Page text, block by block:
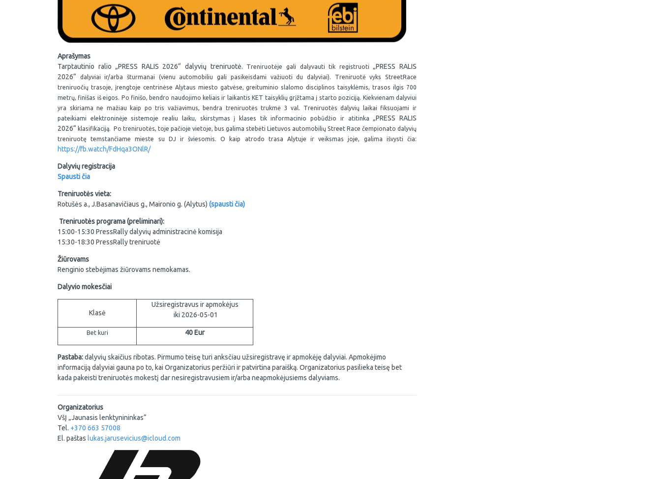
Aprašymas
Tarptautinio ralio „PRESS RALIS 2026“ dalyvių treniruotė.
Treniruotėje gali dalyvauti tik registruoti „PRESS RALIS
2026“ dalyviai ir/arba šturmanai (vienu automobiliu gali pasikeisdami važiuoti du dalyviai). Treniruotė vyks StreetRace
treniruočių trasoje, įrengtoje centrinėse Alytaus miesto gatvėse, greituminio slalomo disciplinos taisyklėmis, trasos ilgis 700
metrų, finišas iš eigos. Po finišo, bendro naudojimo keliais ir laikantis KET taisyklių grįžtama į starto poziciją. Kiekvienam dalyviui
yra skiriama ne mažiau kaip po tris važiavimus, bendra treniruotės trukmė 3 val. Treniruotės dalyvių laikai fiksuojami ir
pateikiami elektroninėje sistemoje realiu laiku, skirstymas į klases tik informacinio pobūdžio ir atitinka „PRESS RALIS
2026“ klasifikaciją. Po treniruotės, toje pačioje vietoje, bus galima stebėti Lietuvos automobilių Street Race čempionato dalyvių
treniruotę temstančiame mieste su DJ ir šviesomis. O kaip atrodo trasa Alytuje ir veiksmas joje, galima išvysti čia:
https://fb.watch/FdHqa3ONlR/
Dalyvių registracija
Spausti čia
Treniruotės vieta:
Rotušės a., J.Basanavičiaus g., Maironio g. (Alytus) (spausti čia)
Treniruotės programa (preliminari):
15:00-15:30 PressRally dalyvių administracinė komisija
15:30-18:30 PressRally treniruotė
Žiūrovams
Renginio stebėjimas žiūrovams nemokamas.
Dalyvio mokesčiai
Klasė
Užsiregistravus ir apmokėjus
iki 2026-05-01
Bet kuri 40 Eur
Pastaba:dalyvių skaičius ribotas. Pirmumo teisę turi anksčiau užsiregistravę ir apmokėję dalyviai. Apmokėjimo
informaciją dalyviai gauna po to, kai Organizatorius peržiūri ir patvirtina paraišką. Organizatorius pasilieka teisę bet
kada pakeisti treniruotės mokestį dar nesiregistravusiem ir/arba neapmokėjusiems dalyviams.
Organizatorius
VšĮ „Jaunasis lenktynininkas“
Tel. +370 663 57008
El. paštas lukas.jarusevicius@icloud.com